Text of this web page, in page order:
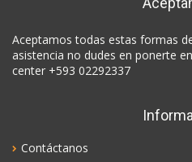
Aceptamos todas estas formas
asistencia no dudes en ponerte
center +593 02292337
Contáctanos